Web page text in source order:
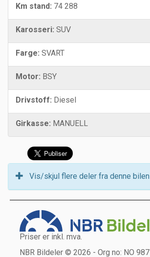
Km stand: 74 288
Karosseri: SUV
Farge: SVART
Motor: BSY
Drivstoff: Diesel
Girkasse: MANUELL
Vis/skjul flere deler fra denne bilen
Priser er inkl. mva.
NBR Bildeler © 2026 - Org no: NO 987